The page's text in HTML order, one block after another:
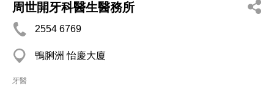
周世開牙科醫生醫務所
2554 6769
鴨脷洲 怡慶大廈
牙醫